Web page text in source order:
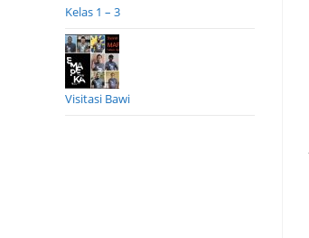
Kelas 1 – 3
Visitasi Bawi